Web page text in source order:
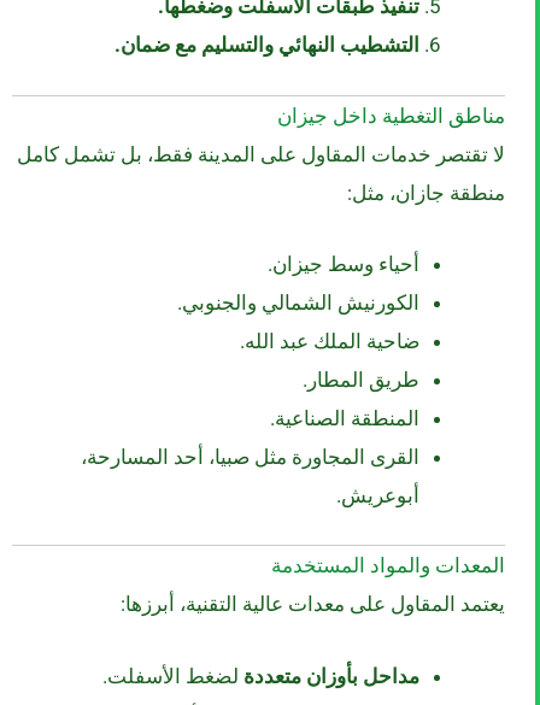
تنفيذ طبقات الأسفلت وضغطها.
التشطيب النهائي والتسليم مع ضمان.
مناطق التغطية داخل جيزان
لا تقتصر خدمات المقاول على المدينة فقط، بل تشمل كامل
منطقة جازان، مثل:
أحياء وسط جيزان.
الكورنيش الشمالي والجنوبي.
ضاحية الملك عبد الله.
طريق المطار.
المنطقة الصناعية.
القرى المجاورة مثل صبيا، أحد المسارحة،
أبوعريش.
المعدات والمواد المستخدمة
يعتمد المقاول على معدات عالية التقنية، أبرزها:
مداحل بأوزان متعددة لضغط الأسفلت.